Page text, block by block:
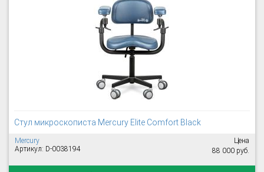
Стул микроскописта Mercury Elite Comfort Black
Mercury
Артикул: D-0038194
Цена
88 000 руб.